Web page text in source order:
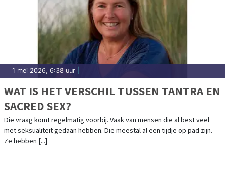
1 mei 2026, 6:38 uur
WAT IS HET VERSCHIL TUSSEN TANTRA EN
SACRED SEX?
Die vraag komt regelmatig voorbij. Vaak van mensen die al best veel
met seksualiteit gedaan hebben. Die meestal al een tijdje op pad zijn.
Ze hebben [...]